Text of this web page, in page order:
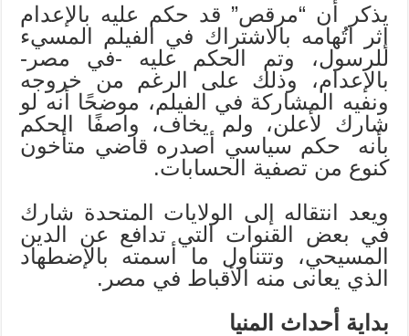
يذكر أن “مرقص” قد حكم عليه بالإعدام
إثر اتُهامه بالاشتراك في الفيلم المسيء
للرسول، وتم الحكم عليه -في مصر-
بالإعدام، وذلك على الرغم من خروجه
ونفيه المشاركة في الفيلم، موضحًا أنه لو
شارك لأعلن، ولم يخاف، واصفًا الحكم
بأنه حكم سياسي أصدره قاضي متأخون
كنوع من تصفية الحسابات.
ويعد انتقاله إلى الولايات المتحدة شارك
في بعض القنوات التي تدافع عن الدين
المسيحي، وتتناول ما أسمته بالإضطهاد
الذي يعانى منه الأقباط في مصر.
بداية أحداث المنيا